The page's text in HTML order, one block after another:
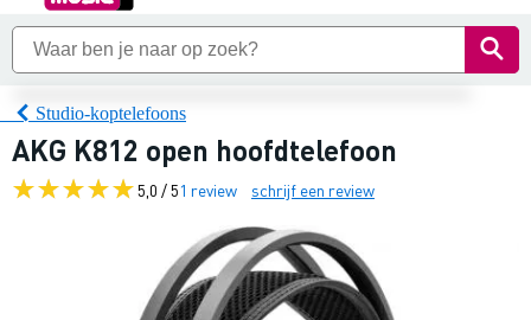
Studio-koptelefoons
AKG K812 open hoofdtelefoon
5,0 / 51 review schrijf een review